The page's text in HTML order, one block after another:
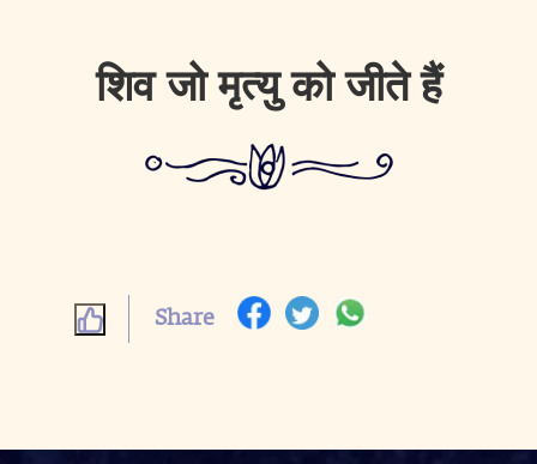
शिव जो मृत्यु को जीते हैं
Share